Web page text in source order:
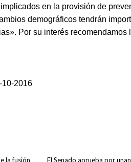
en la provisión de
demográficos tendrán
Por su interés recomendamos
10-2016
la fusión El Senado aprueba por